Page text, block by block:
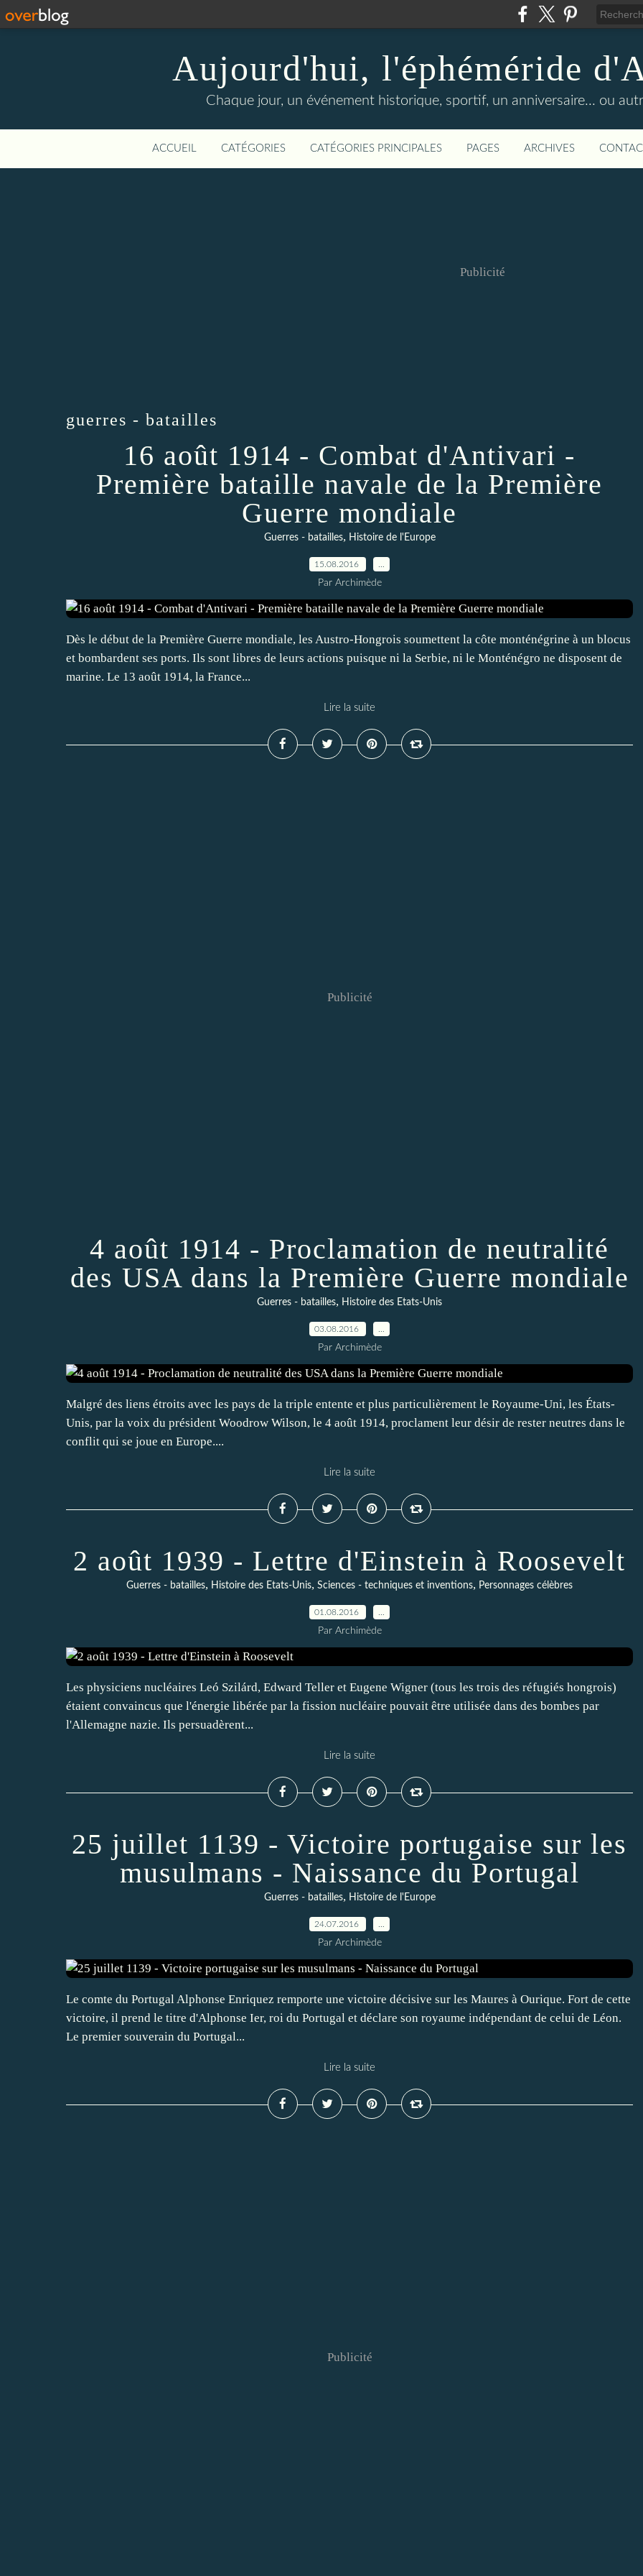
Aujourd'hui, l'éphéméride
Chaque jour, un événement historique, sportif, un anniversaire... ou
ACCUEIL CATÉGORIES CATÉGORIES PRINCIPALES PAGES ARCHIVES
Publicité
guerres - batailles
16 août 1914 - Combat d'Antivari -
Première bataille navale de la Première
Guerre mondiale
Guerres - batailles, Histoire de l'Europe
15.08.2016
Par Archimède
Dès le début de la Première Guerre mondiale, les Austro-Hongrois soumettent la côte monténégrine à un blocus
et bombardent ses ports. Ils sont libres de leurs actions puisque ni la Serbie, ni le Monténégro ne disposent de
marine. Le 13 août 1914, la France...
Lire la suite
Publicité
4 août 1914 - Proclamation de neutralité
des USA dans la Première Guerre mondiale
Guerres - batailles, Histoire des Etats-Unis
03.08.2016
Par Archimède
Malgré des liens étroits avec les pays de la triple entente et plus particulièrement le Royaume-Uni, les États-
Unis, par la voix du président Woodrow Wilson, le 4 août 1914, proclament leur désir de rester neutres dans le
conflit qui se joue en Europe....
Lire la suite
2 août 1939 - Lettre d'Einstein à Roosevelt
Guerres - batailles, Histoire des Etats-Unis, Sciences - techniques et inventions, Personnages célèbres
01.08.2016
Par Archimède
Les physiciens nucléaires Leó Szilárd, Edward Teller et Eugene Wigner (tous les trois des réfugiés hongrois)
étaient convaincus que l'énergie libérée par la fission nucléaire pouvait être utilisée dans des bombes par
l'Allemagne nazie. Ils persuadèrent...
Lire la suite
25 juillet 1139 - Victoire portugaise sur les
musulmans - Naissance du Portugal
Guerres - batailles, Histoire de l'Europe
24.07.2016
Par Archimède
Le comte du Portugal Alphonse Enriquez remporte une victoire décisive sur les Maures à Ourique. Fort de cette
victoire, il prend le titre d'Alphonse Ier, roi du Portugal et déclare son royaume indépendant de celui de Léon.
Le premier souverain du Portugal...
Lire la suite
Publicité